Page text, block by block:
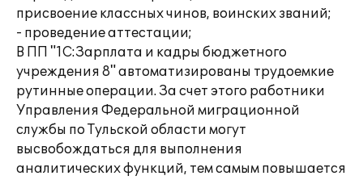
присвоение классных чинов, воинских званий;
- проведение аттестации;
В ПП "1С:Зарплата и кадры бюджетного
учреждения 8" автоматизированы трудоемкие
рутинные операции. За счет этого работники
Управления Федеральной миграционной
службы по Тульской области могут
высвобождаться для выполнения
аналитических функций, тем самым повышается